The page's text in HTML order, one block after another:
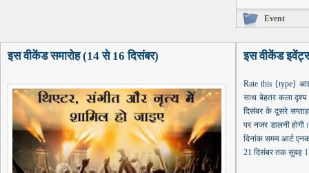
Event
इस वीकेंड समारोह (14 से 16 दिसंबर) इस वीकेंड
Rate this {type}
साथ बेहतर कला दृश्य
दिसंबर के दूसरे
पर नजर डालनी
दिनांक समय आर्ट
21 दिसंबर तक सुबह